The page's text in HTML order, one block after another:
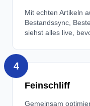
Mit echten Artikeln
Bestandssync,
siehst alles live,
4
Feinschliff
Gemeinsam